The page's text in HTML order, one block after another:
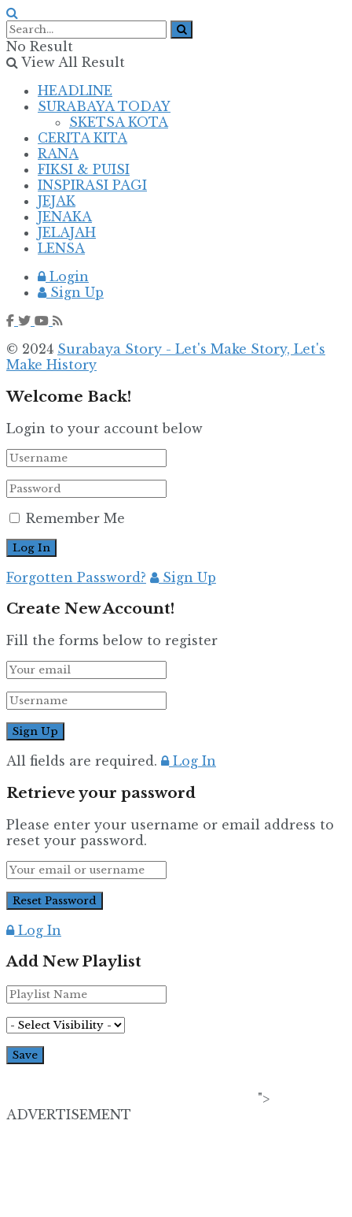
No Result
View All Result
HEADLINE
SURABAYA TODAY
SKETSA KOTA
CERITA KITA
RANA
FIKSI & PUISI
INSPIRASI PAGI
JEJAK
JENAKA
JELAJAH
LENSA
Login
Sign Up
© 2024 Surabaya Story - Let's Make Story, Let's
Make History
Welcome Back!
Login to your account below
Remember Me
Forgotten Password? Sign Up
Create New Account!
Fill the forms below to register
All fields are required. Log In
Retrieve your password
Please enter your username or email address to
reset your password.
Log In
Add New Playlist
">
ADVERTISEMENT